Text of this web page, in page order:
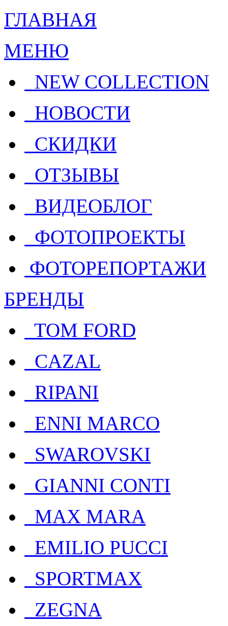
ГЛАВНАЯ
МЕНЮ
NEW COLLECTION
НОВОСТИ
СКИДКИ
ОТЗЫВЫ
ВИДЕОБЛОГ
ФОТОПРОЕКТЫ
ФОТОРЕПОРТАЖИ
БРЕНДЫ
TOM FORD
CAZAL
RIPANI
ENNI MARCO
SWAROVSKI
GIANNI CONTI
MAX MARA
EMILIO PUCCI
SPORTMAX
ZEGNA